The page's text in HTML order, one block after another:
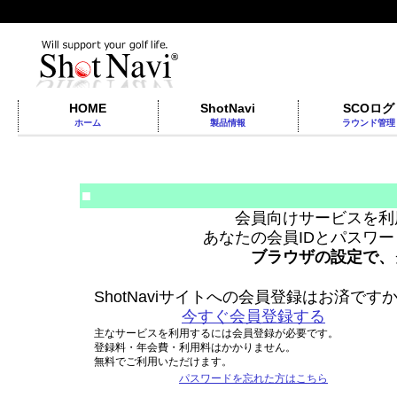
HOME
ホーム
ShotNavi
製品情報
SCOログ
ラウンド管理
■
会員向けサービスを
あなたの会員IDとパスワ
ブラウザの設定で
ShotNaviサイトへの会員登録はお済です
今すぐ会員登録する
主なサービスを利用するには会員登録が必要です。
登録料・年会費・利用料はかかりません。
無料でご利用いただけます。
パスワードを忘れた方はこちら